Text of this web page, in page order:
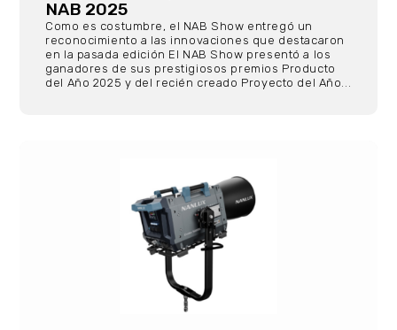
NAB 2025
Como es costumbre, el NAB Show entregó un
reconocimiento a las innovaciones que destacaron
en la pasada edición El NAB Show presentó a los
ganadores de sus prestigiosos premios Producto
del Año 2025 y del recién creado Proyecto del Año...